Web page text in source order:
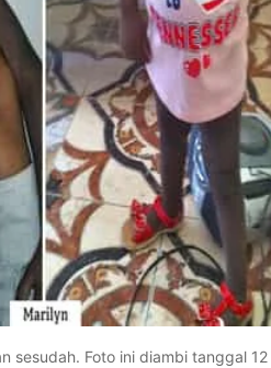
sesudah. Foto ini diambi tanggal